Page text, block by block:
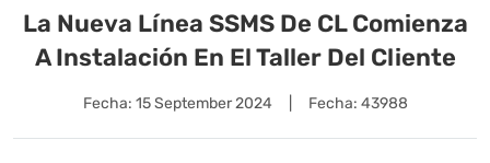
La Nueva Línea SSMS De CL Comienza
A Instalación En El Taller Del Cliente
Fecha: 15 September 2024 Fecha: 43988